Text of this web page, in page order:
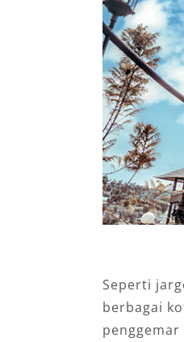
Seperti
berbagai